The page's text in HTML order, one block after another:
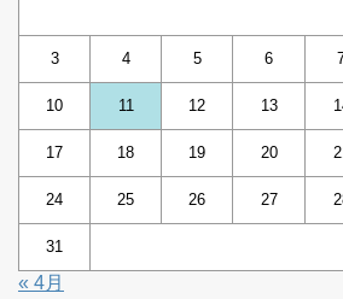
3 4 5 6
10 11 12 13
17 18 19 20
24 25 26 27
31
« 4月